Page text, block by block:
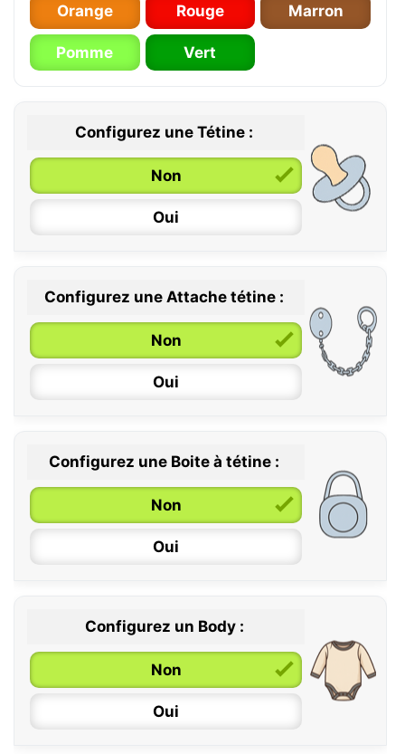
Orange Rouge Marron
Pomme Vert
Configurez une Tétine :
Non
Oui
0 / 6 mois
6 / 36 mois
Configurez une Attache tétine :
Non
Oui
Configurez une Boite à tétine :
Non
Oui
Configurez un Body :
Non
Oui